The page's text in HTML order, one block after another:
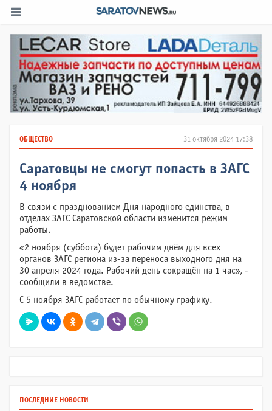
31 октября 2024 17:38
ОБЩЕСТВО
Саратовцы не смогут попасть в ЗАГС
4 ноября
В связи с празднованием Дня народного единства, в
отделах ЗАГС Саратовской области изменится режим
работы.
«2 ноября (суббота) будет рабочим днём для всех
органов ЗАГС региона из-за переноса выходного дня на
30 апреля 2024 года. Рабочий день сокращён на 1 час», -
сообщили в ведомстве.
С 5 ноября ЗАГС работает по обычному графику.
ПОСЛЕДНИЕ НОВОСТИ